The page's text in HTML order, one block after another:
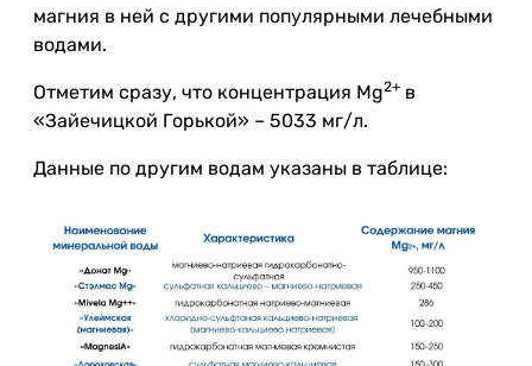
магния в ней с другими популярными лечебными
водами.
Отметим сразу, что концентрация Mg2+ в
«Зайечицкой Горькой» – 5033 мг/л.
Данные по другим водам указаны в таблице: